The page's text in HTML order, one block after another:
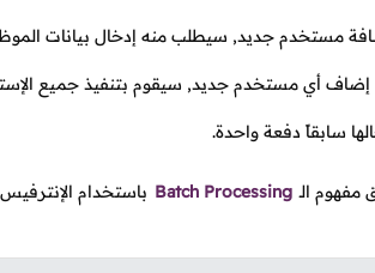
مستخدم جديد, سيطلب منه إدخال بيانات
أي مستخدم جديد, سيقوم بتنفيذ جميع
سابقاً دفعة واحدة.
الـ Batch Processing باستخدام الإنترفيس